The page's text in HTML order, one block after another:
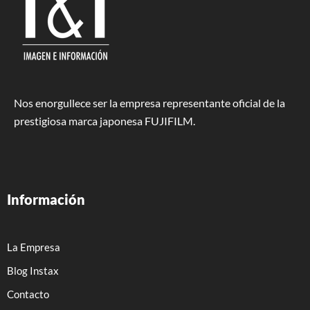
Nos enorgullece ser la empresa representante oficial de la
prestigiosa marca japonesa FUJIFILM.
Información
La Empresa
Blog Instax
Contacto